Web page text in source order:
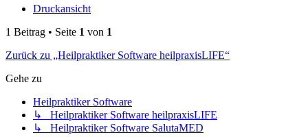
Druckansicht
1 Beitrag • Seite 1 von 1
Zurück zu „Heilpraktiker Software heilpraxisLIFE“
Gehe zu
Heilpraktiker Software
↳ Heilpraktiker Software heilpraxisLIFE
↳ Heilpraktiker Software SalutaMED